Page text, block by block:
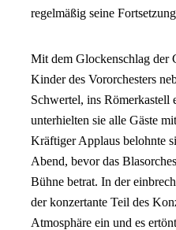
regelmäßig seine
Mit dem Glockenschlag der
Kinder des Vororchesters
Schwertel, ins Römerkastell
unterhielten sie alle Gäste
Kräftiger Applaus belohnte
Abend, bevor das
Bühne betrat. In der
der konzertante Teil des
Atmosphäre ein und es